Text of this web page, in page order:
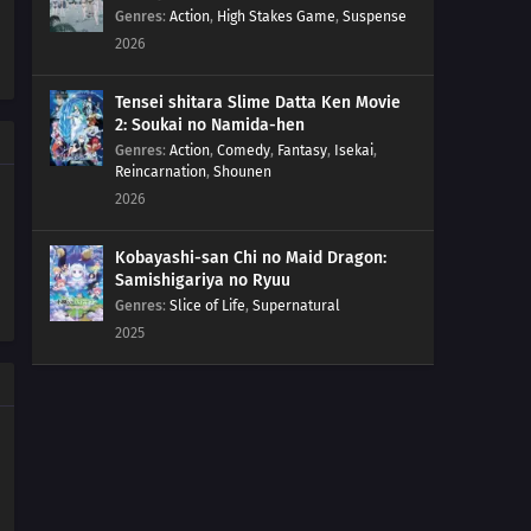
1140 An Admired Hero: The Warrior of Liberation Who
Saves Bonney
1139 Destroy Egghead: The Buster Call is Invoked
1138 Thank You, Dad: Bonney and Kuma's Warm Embrace
I'm Sorry, Dad: Bonney's Tears and Kuma's Fist
1136 Kuma's Life
1135 To the Sea Where My Father is! The Future Bonney
Genres: Action, High Stakes Game, Suspense
2026
Tensei shitara Slime Datta Ken Movie
2: Soukai no Namida-hen
Genres: Action, Comedy, Fantasy, Isekai,
Reincarnation, Shounen
2026
Kobayashi-san Chi no Maid Dragon:
Samishigariya no Ryuu
Genres: Slice of Life, Supernatural
2025